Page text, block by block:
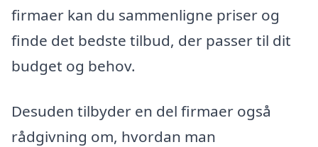
firmaer kan du sammenligne priser og
finde det bedste tilbud, der passer til dit
budget og behov.
Desuden tilbyder en del firmaer også
rådgivning om, hvordan man